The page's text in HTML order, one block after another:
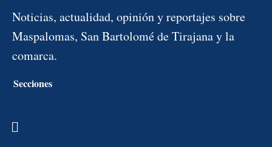
Noticias, actualidad, opinión y reportajes sobre
Maspalomas, San Bartolomé de Tirajana y la
comarca.
Secciones
Menú